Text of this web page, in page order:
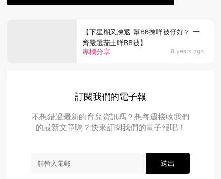
專欄分享 8 years ago
【下星期又凍返 幫BB揀咩被仔好？ 一
齊嚴選茄士咩BB被】
訂閱我們的電子報
不想錯過最新的育兒資訊嗎？想每週接收我們
的最新文章嗎？快來訂閱我們的電子報吧！
送出